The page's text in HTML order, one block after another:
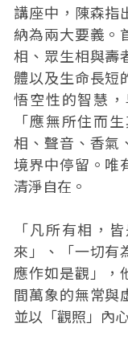
講座中，陳森指
納為兩大要義。
相、眾生相與壽
體以及生命長短
悟空性的智慧
「應無所住而
相、聲音、香氣
境界中停留。唯
清淨自在。
「凡所有相，
來」、「一切有
應作如是觀」，
間萬象的無常與
並以「觀照」內